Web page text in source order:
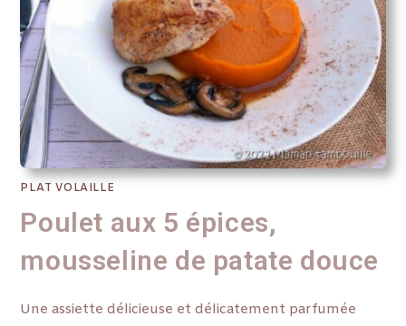
PLAT VOLAILLE
Poulet aux 5 épices,
mousseline de patate douce
Une assiette délicieuse et délicatement parfumée